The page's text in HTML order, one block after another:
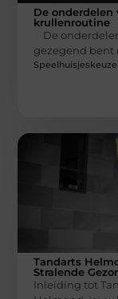
De onderdelen
krullenroutine
De
gezegend bent
Speelhuisjeskeuze
Tandarts
Stralende
Inleiding tot